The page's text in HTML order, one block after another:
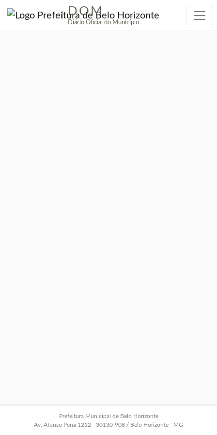
| DOM
Diário Oficial do Município
Prefeitura Municipal de Belo Horizonte
Av. Afonso Pena 1212 - 30130-908 / Belo Horizonte - MG